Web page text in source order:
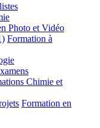
Photo et Vidéo
Formation à
Chimie et
Formation en